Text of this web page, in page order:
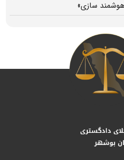
سازی»